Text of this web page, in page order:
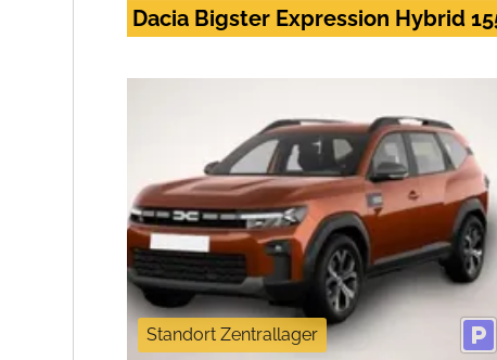
Dacia Bigster Expression Hybrid
Standort Zentrallager